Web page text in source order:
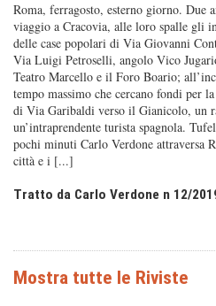
Roma, ferragosto, esterno giorno. Due
viaggio a Cracovia, alle loro spalle gli
delle case popolari di Via Giovanni
Via Luigi Petroselli, angolo Vico
Teatro Marcello e il Foro Boario;
tempo massimo che cercano fondi per
di Via Garibaldi verso il Gianicolo, un
un’intraprendente turista spagnola.
pochi minuti Carlo Verdone attraversa
città e i [...]
Tratto da Carlo Verdone n 12/